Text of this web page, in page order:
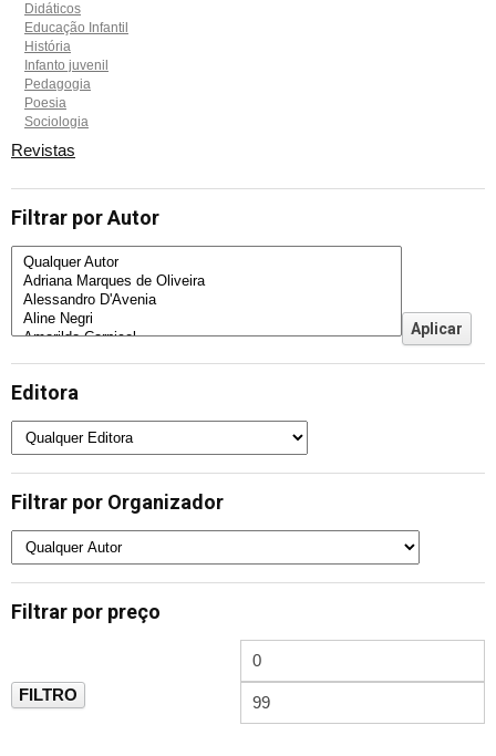
Didáticos
Educação Infantil
História
Infanto juvenil
Pedagogia
Poesia
Sociologia
Revistas
Filtrar por Autor
Editora
Filtrar por Organizador
Filtrar por preço
FILTRO